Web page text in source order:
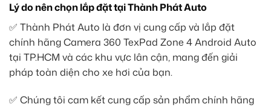
Lý do nên chọn lắp đặt tại Thành Phát Auto
✅ Thành Phát Auto là đơn vị cung cấp và lắp đặt
chính hãng Camera 360 TexPad Zone 4 Android Auto
tại TP.HCM và các khu vực lân cận, mang đến giải
pháp toàn diện cho xe hơi của bạn.
✅ Chúng tôi cam kết cung cấp sản phẩm chính hãng